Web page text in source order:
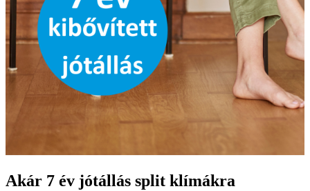
Akár 7 év jótállás split klímákra